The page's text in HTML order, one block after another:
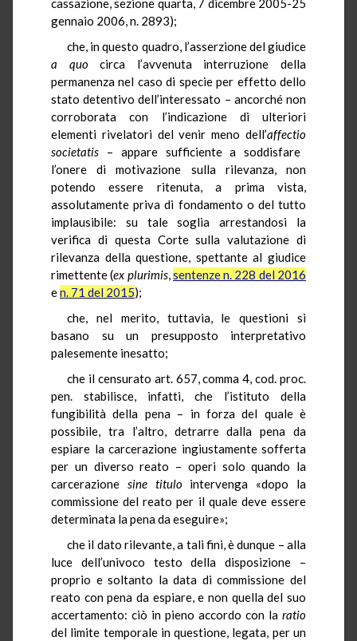
cassazione, sezione quarta, 7 dicembre 2005-25
gennaio 2006, n. 2893);
che, in questo quadro, l’asserzione del giudice
a quocirca l’avvenuta interruzione della
permanenza nel caso di specie per effetto dello
stato detentivo dell’interessato – ancorché non
corroborata con l’indicazione di ulteriori
elementi rivelatori del venir meno dell’affectio
societatis – appare sufficiente a soddisfare
l’onere di motivazione sulla rilevanza, non
potendo essere ritenuta, a prima vista,
assolutamente priva di fondamento o del tutto
implausibile: su tale soglia arrestandosi la
verifica di questa Corte sulla valutazione di
rilevanza della questione, spettante al giudice
rimettente (ex plurimis,sentenze n. 228 del 2016
en. 71 del 2015);
che, nel merito, tuttavia, le questioni si
basano su un presupposto interpretativo
palesemente inesatto;
che il censurato art. 657, comma 4, cod. proc.
pen. stabilisce, infatti, che l’istituto della
fungibilità della pena – in forza del quale è
possibile, tra l’altro, detrarre dalla pena da
espiare la carcerazione ingiustamente sofferta
per un diverso reato – operi solo quando la
carcerazione sine titulointervenga «dopo la
commissione del reato per il quale deve essere
determinata la pena da eseguire»;
che il dato rilevante, a tali fini, è dunque – alla
luce dell’univoco testo della disposizione –
proprio e soltanto la data di commissione del
reato con pena da espiare, e non quella del suo
accertamento: ciò in pieno accordo con la ratio
del limite temporale in questione, legata, per un